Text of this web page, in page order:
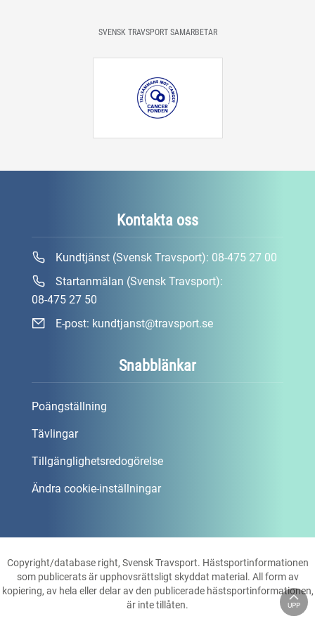
SVENSK TRAVSPORT SAMARBETAR
Snabblänkar
Poängställning
Tävlingar
Tillgänglighetsredogörelse
Ändra cookie-inställningar
Kontakta oss
Kundtjänst (Svensk Travsport): 08-475 27 00
Startanmälan (Svensk Travsport):
08-475 27 50
E-post: kundtjanst@travsport.se
UPP
Copyright/database right, Svensk Travsport. Hästsportinformationen
som publicerats är upphovsrättsligt skyddat material. All form av
kopiering, av hela eller delar av den publicerade hästsportinformationen,
är inte tillåten.